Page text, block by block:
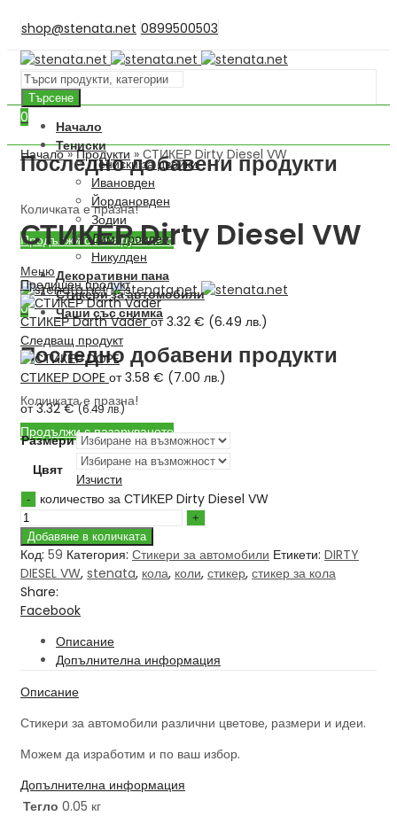
shop@stenata.net 0899500503
Търсене
0
Последно добавени продукти
Количката е празна!
Продължи с пазаруването
Меню
0
Последно добавени продукти
Количката е празна!
Продължи с пазаруването
Начало
Тениски
Тениски за двойки
Ивановден
Йордановден
Зодии
Димитровден
Никулден
Декоративни пана
Стикери за автомобили
Чаши със снимка
Начало»Продукти » СТИКЕР Dirty Diesel VW
СТИКЕР Dirty Diesel VW
Предишен продукт
СТИКЕР Darth Vaderот3.32 € (6.49 лв.)
Следващ продукт
СТИКЕР DOPE от3.58 € (7.00 лв.)
от3.32€ (6.49лв.)
Размери
Цвят
Изчисти
количество за СТИКЕР Dirty Diesel VW
Добавяне в количката
Код: 59 Категория: Стикери за автомобили Етикети: DIRTY
DIESEL VW, stenata, кола, коли, стикер, стикер за кола
Share:
Facebook
Описание
Допълнителна информация
Описание
Стикери за автомобили различни цветове, размери и идеи.
Можем да изработим и по ваш избор.
Допълнителна информация
Тегло 0.05 кг